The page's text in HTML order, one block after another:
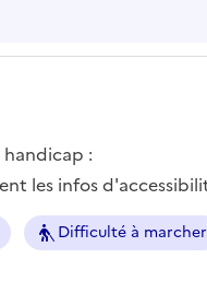
:
les infos
Difficulté à marcher